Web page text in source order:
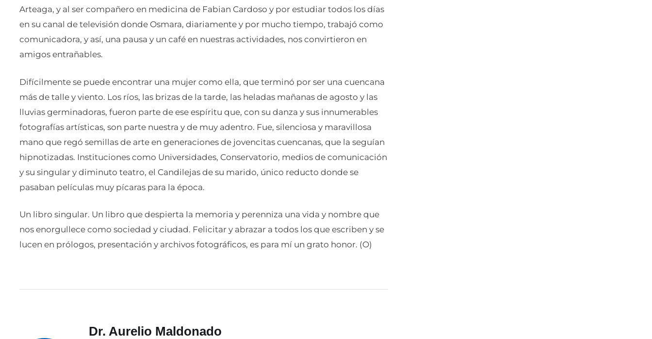
Arteaga, y al ser compañero en medicina de Fabian Cardoso y por estudiar todos los días
en su canal de televisión donde Osmara, diariamente y por mucho tiempo, trabajó como
comunicadora, y así, una pausa y un café en nuestras actividades, nos convirtieron en
amigos entrañables.
Difícilmente se puede encontrar una mujer como ella, que terminó por ser una cuencana
más de talle y viento. Los ríos, las brizas de la tarde, las heladas mañanas de agosto y las
lluvias germinadoras, fueron parte de ese espíritu que, con su danza y sus innumerables
fotografías artísticas, son parte nuestra y de muy adentro. Fue, silenciosa y maravillosa
mano que regó semillas de arte en generaciones de jovencitas cuencanas, que la seguían
hipnotizadas. Instituciones como Universidades, Conservatorio, medios de comunicación
y su singular y diminuto teatro, el Candilejas de su marido, único reducto donde se
pasaban películas muy pícaras para la época.
Un libro singular. Un libro que despierta la memoria y perenniza una vida y nombre que
nos enorgullece como sociedad y ciudad. Felicitar y abrazar a todos los que escriben y se
lucen en prólogos, presentación y archivos fotográficos, es para mí un grato honor. (O)
Dr. Aurelio Maldonado